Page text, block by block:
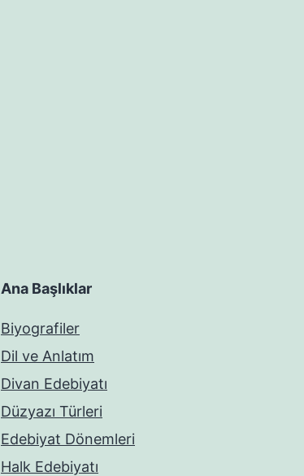
Ana Başlıklar
Biyografiler
Dil ve Anlatım
Divan Edebiyatı
Düzyazı Türleri
Edebiyat Dönemleri
Halk Edebiyatı